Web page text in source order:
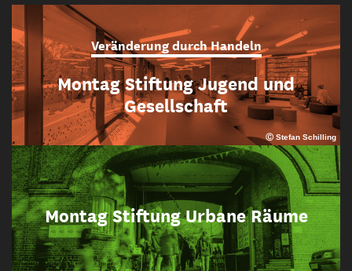
Ⓒ Stefan Schilling
Veränderung durch Handeln
Montag Stiftung Jugend und
Gesellschaft
Montag Stiftung Urbane Räume